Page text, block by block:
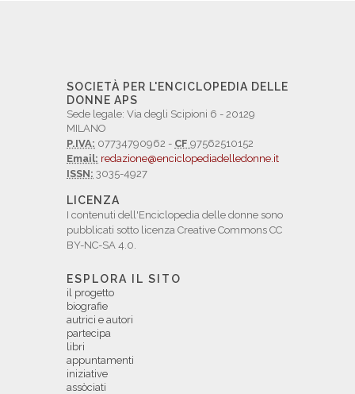
SOCIETÀ PER L'ENCICLOPEDIA DELLE
DONNE APS
Sede legale: Via degli Scipioni 6 - 20129
MILANO
P.IVA: 07734790962 - CF 97562510152
Email: redazione@enciclopediadelledonne.it
ISSN: 3035-4927
LICENZA
I contenuti dell'Enciclopedia delle donne sono
pubblicati sotto licenza Creative Commons CC
BY-NC-SA 4.0.
ESPLORA IL SITO
il progetto
biografie
autrici e autori
partecipa
libri
appuntamenti
iniziative
assòciati